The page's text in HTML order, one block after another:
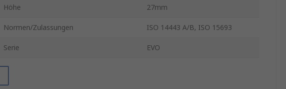
Höhe 27mm
Normen/Zulassungen ISO 14443 A/B, ISO 15693
Serie EVO